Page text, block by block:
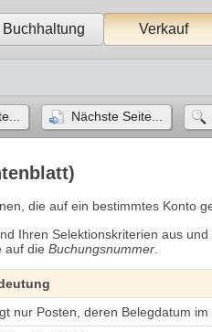
Buchhaltung Verkauf
Nächste Seite...
die auf ein bestimmtes Konto
Ihren Selektionskriterien aus
auf die Buchungsnummer
nur Posten, deren Belegdatum